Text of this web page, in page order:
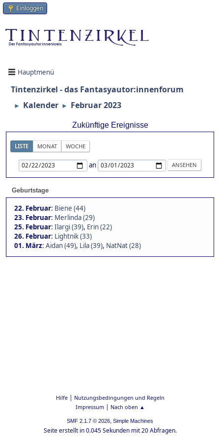
Einloggen
Hauptmenü
Tintenzirkel - das Fantasyautor:innenforum
► Kalender ► Februar 2023
Zukünftige Ereignisse
LISTE MONAT WOCHE
an
Geburtstage
22. Februar: Biene (44)
23. Februar: Merlinda (29)
25. Februar: Ilargi (39), Erin (22)
26. Februar: Lightnik (33)
01. März: Aidan (49), Lila (39), NatNat (28)
Hilfe| Nutzungsbedingungen und Regeln
Impressum| Nach oben ▲
SMF 2.1.7 © 2026, Simple Machines
Seite erstellt in 0.045 Sekunden mit 20 Abfragen.